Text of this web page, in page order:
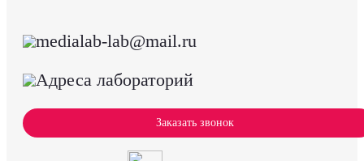
medialab-lab@mail.ru
Адреса лабораторий
Заказать звонок